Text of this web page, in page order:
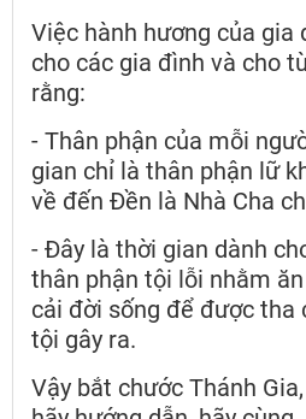
Việc hành hương của gia
cho các gia đình và cho
rằng:
- Thân phận của mỗi
gian chỉ là thân phận lữ
về đến Đền là Nhà Cha
- Đây là thời gian dành
thân phận tội lỗi nhằm
cải đời sống để được tha
tội gây ra.
Vậy bắt chước Thánh